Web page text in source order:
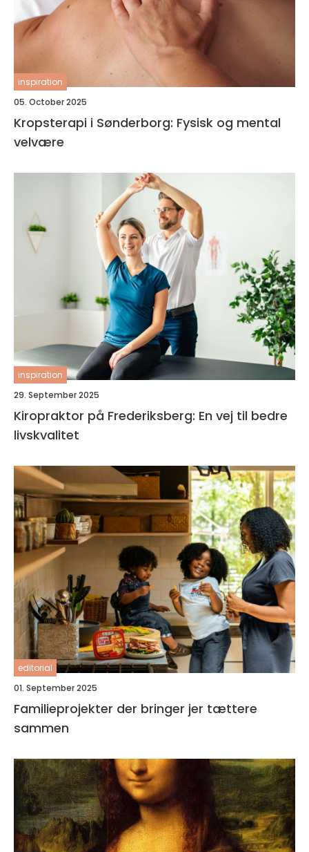
inspiration
05. October 2025
Kropsterapi i Sønderborg: Fysisk og mental
velvære
inspiration
29. September 2025
Kiropraktor på Frederiksberg: En vej til bedre
livskvalitet
editorial
01. September 2025
Familieprojekter der bringer jer tættere
sammen